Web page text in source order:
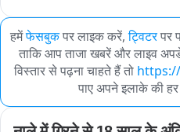
हमेंफेसबुकपर लाइक करें, ट्विटरपर
ताकि आप ताजा खबरें और लाइव
विस्तार से पढ़ना चाहते हैं तो
पाए अपने इलाके की